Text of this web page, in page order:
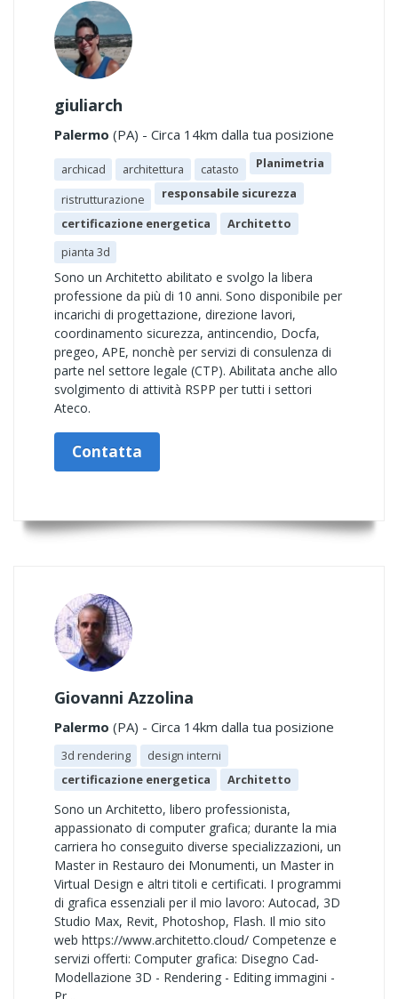
giuliarch
Palermo (PA) - Circa 14km dalla tua posizione
archicad architettura catasto Planimetria
ristrutturazione
responsabile sicurezza
certificazione energetica
Architetto
pianta 3d
Sono un Architetto abilitato e svolgo la libera
professione da più di 10 anni. Sono disponibile per
incarichi di progettazione, direzione lavori,
coordinamento sicurezza, antincendio, Docfa,
pregeo, APE, nonchè per servizi di consulenza di
parte nel settore legale (CTP). Abilitata anche allo
svolgimento di attività RSPP per tutti i settori
Ateco.
Contatta
Giovanni Azzolina
Palermo (PA) - Circa 14km dalla tua posizione
3d rendering
design interni
certificazione energetica
Architetto
Sono un Architetto, libero professionista,
appassionato di computer grafica; durante la mia
carriera ho conseguito diverse specializzazioni, un
Master in Restauro dei Monumenti, un Master in
Virtual Design e altri titoli e certificati. I programmi
di grafica essenziali per il mio lavoro: Autocad, 3D
Studio Max, Revit, Photoshop, Flash. Il mio sito
web https://www.architetto.cloud/ Competenze e
servizi offerti: Computer grafica: Disegno Cad-
Modellazione 3D - Rendering - Editing immagini -